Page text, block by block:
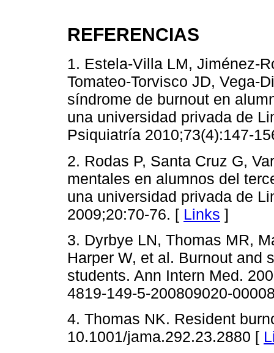
REFERENCIAS
1. Estela-Villa LM, Jiménez-
Tomateo-Torvisco JD, Vega-
síndrome de burnout en
una universidad privada de
Psiquiatría 2010;73(4):147-
2. Rodas P, Santa Cruz G,
mentales en alumnos del
una universidad privada de
2009;20:70-76. [ Links ]
3. Dyrbye LN, Thomas MR,
Harper W, et al. Burnout and
students. Ann Intern Med.
4819-149-5-200809020-
4. Thomas NK. Resident
10.1001/jama.292.23.2880 [